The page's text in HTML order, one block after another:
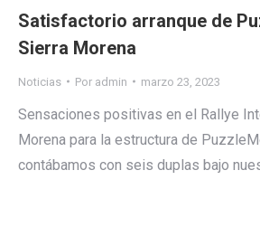
Satisfactorio arranque de
Sierra Morena
Noticias Por admin marzo 23, 2023
Sensaciones positivas en el Rallye
Morena para la estructura de
contábamos con seis duplas bajo